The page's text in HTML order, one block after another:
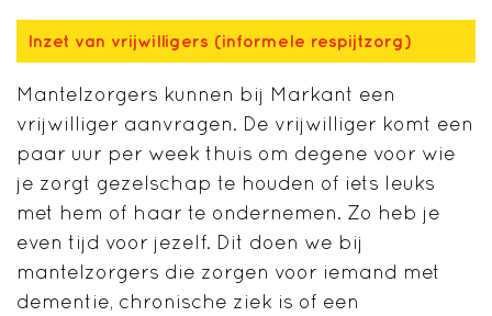
Inzet van vrijwilligers (informele respijtzorg)
Mantelzorgers kunnen bij Markant een
vrijwilliger aanvragen. De vrijwilliger komt een
paar uur per week thuis om degene voor wie
je zorgt gezelschap te houden of iets leuks
met hem of haar te ondernemen. Zo heb je
even tijd voor jezelf. Dit doen we bij
mantelzorgers die zorgen voor iemand met
dementie, chronische ziek is of een